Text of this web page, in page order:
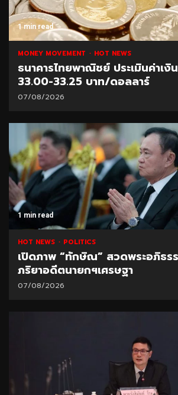
1 min read
MONEY MOVEMENT HOT NEWS
ธนาคารไทยพาณิชย์ ประเมินค่าเงิ
33.00-33.25 บาท/ดอลลาร์
07/08/2026
1 min read
HOT NEWS POLITICS
เปิดภาพ “ทักษิณ” สวดพระอภิธร
ภริยาอดีตนายกฯเศรษฐา
07/08/2026